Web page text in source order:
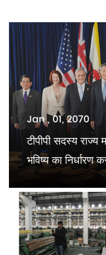
Jan , 01, 2070
टीपीपी सदस्य
भविष्य का